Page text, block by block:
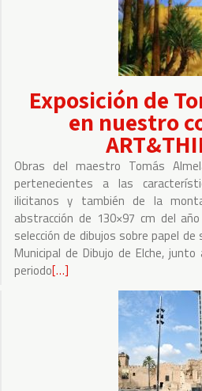
Exposición de
en nuestro
Obras del maestro Tomás
pertenecientes a las
ilicitanos y también de la
abstracción de 130×97 cm del
selección de dibujos sobre papel
Municipal de Dibujo de Elche,
periodoLeer
[…]